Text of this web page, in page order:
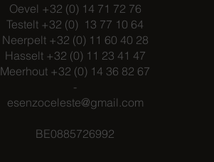
Oevel +32 (0) 14 71 72 76
Testelt +32 (0) 13 77 10 64
Neerpelt +32 (0) 11 60 40 28
Hasselt +32 (0) 11 23 41 47
Meerhout +32 (0) 14 36 82 67
-
esenzoceleste@gmail.com
BE0885726992